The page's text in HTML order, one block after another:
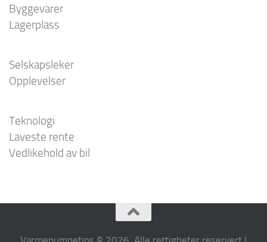
Byggevarer
Lagerplass
Selskapsleker
Opplevelser
Teknologi
Laveste rente
Vedlikehold av bil